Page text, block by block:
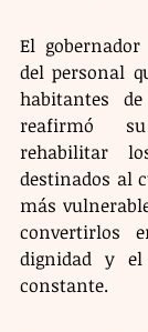
El
del personal
habitantes
reafirmó
rehabilitar
destinados al
más
convertirlos
dignidad y
constante.